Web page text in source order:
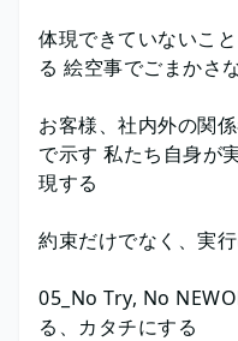
体現できていないこ
る 絵空事でごまかさ
お客様、社内外の関
で示す 私たち自身が
現する
約束だけでなく、実
05_No Try, No
る、カタチにする